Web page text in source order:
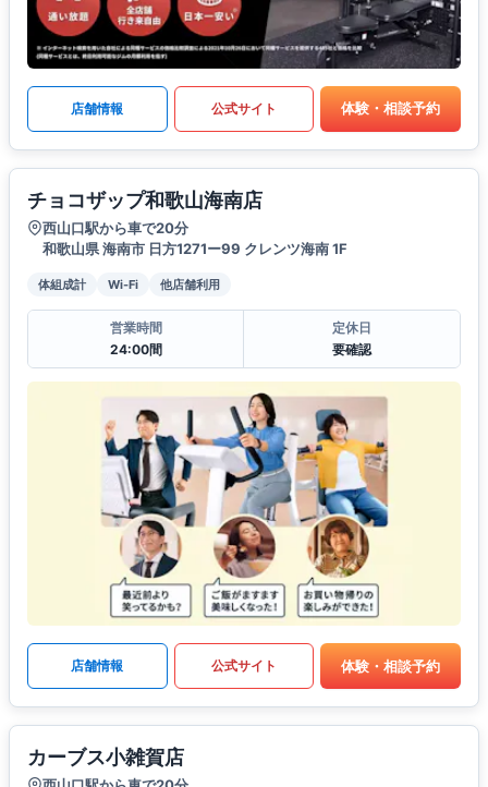
店舗情報 公式サイト 体験・相談予約
チョコザップ和歌山海南店
西山口駅から車で20分
和歌山県 海南市 日方1271ー99 クレンツ海南 1F
体組成計 Wi-Fi 他店舗利用
営業時間
24:00間
定休日
要確認
店舗情報 公式サイト 体験・相談予約
カーブス小雑賀店